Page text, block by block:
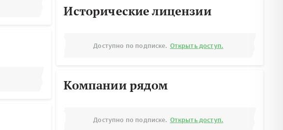
Исторические лицензии
Доступно по подписке. Открыть доступ.
Компании рядом
Доступно по подписке. Открыть доступ.